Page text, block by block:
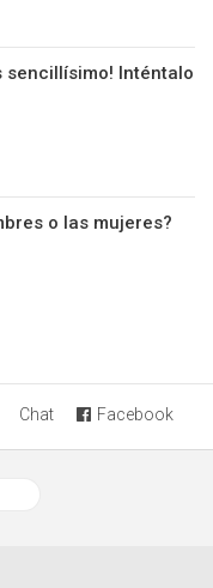
sencillísimo! Inténtalo
o las mujeres?
Chat Facebook